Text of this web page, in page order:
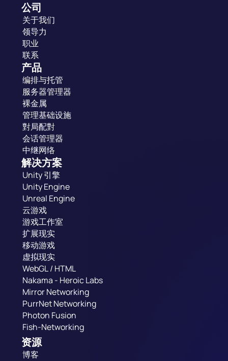
公司
关于我们
领导力
职业
联系
产品
编排与托管
服务器管理器
裸金属
管理基础设施
對局配對
会话管理器
中继网络
解决方案
Unity 引擎
Unity Engine
Unreal Engine
云游戏
游戏工作室
扩展现实
移动游戏
虚拟现实
WebGL / HTML
Nakama - Heroic Labs
Mirror Networking
PurrNet Networking
Photon Fusion
Fish-Networking
资源
博客